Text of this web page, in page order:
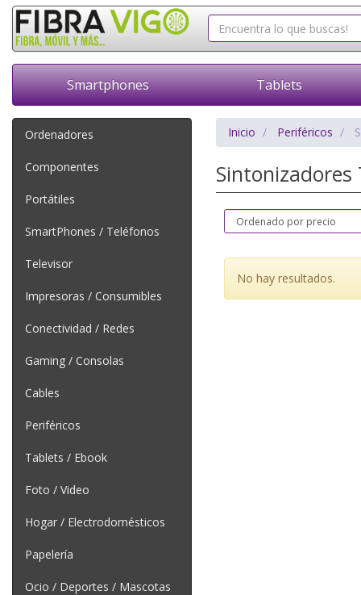
Smartphones Tablets
Ordenadores
Componentes
Portátiles
SmartPhones / Teléfonos
Televisor
Impresoras / Consumibles
Conectividad / Redes
Gaming / Consolas
Cables
Periféricos
Tablets / Ebook
Foto / Video
Hogar / Electrodomésticos
Papelería
Ocio / Deportes / Mascotas
Inicio Periféricos
Sintonizadores
No hay resultados.